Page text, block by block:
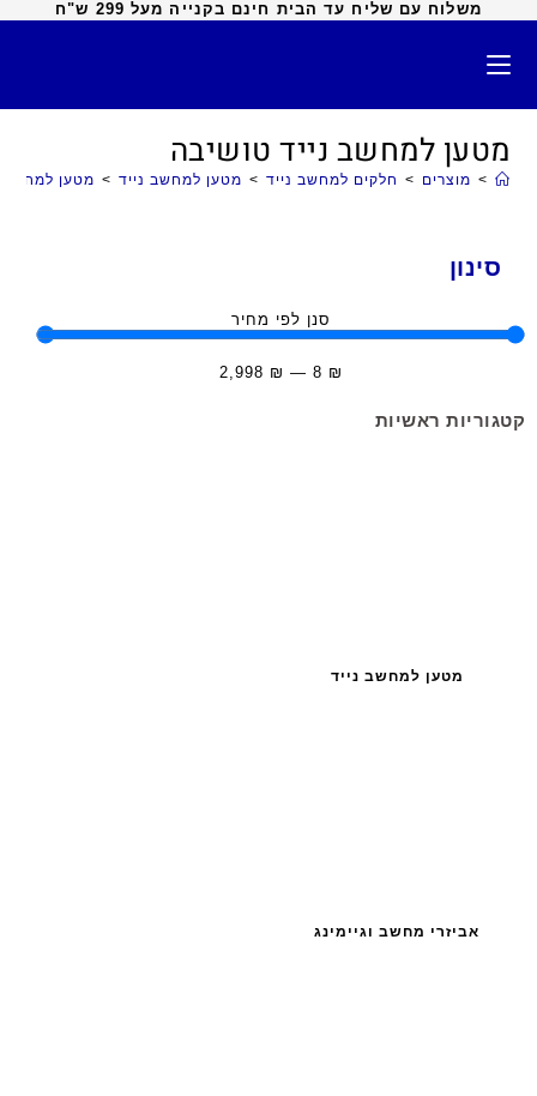
משלוח עם שליח עד הבית חינם בקנייה מעל 299 ש"ח
מטען למחשב נייד טושיבה
> מוצרים > חלקים למחשב נייד > מטען למחשב נייד > מטען למחשב
סינון
סנן לפי מחיר
₪
8
—
₪
2,998
קטגוריות ראשיות
מטען למחשב נייד
אביזרי מחשב וגיימינג